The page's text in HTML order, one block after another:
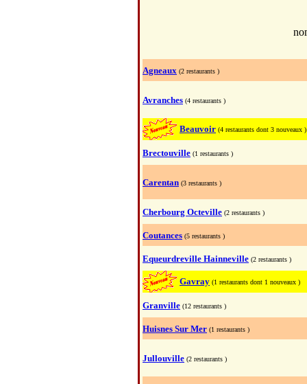
Agneaux (2 restaurants )
Avranches (4 restaurants )
Beauvoir (4 restaurants dont 3 nouveaux )
Brectouville (1 restaurants )
Carentan (3 restaurants )
Cherbourg Octeville (2 restaurants )
Coutances (5 restaurants )
Equeurdreville Hainneville (2 restaurants )
Gavray (1 restaurants dont 1 nouveaux )
Granville (12 restaurants )
Huisnes Sur Mer (1 restaurants )
Jullouville (2 restaurants )